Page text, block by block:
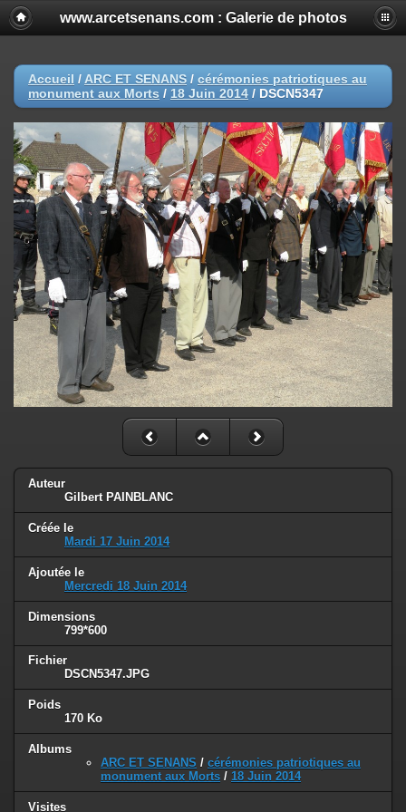
www.arcetsenans.com : Galerie de photos
Accueil / ARC ET SENANS / cérémonies patriotiques au
monument aux Morts / 18 Juin 2014 / DSCN5347
Auteur
Gilbert PAINBLANC
Créée le
Mardi 17 Juin 2014
Ajoutée le
Mercredi 18 Juin 2014
Dimensions
799*600
Fichier
DSCN5347.JPG
Poids
170 Ko
Albums
ARC ET SENANS / cérémonies patriotiques au
monument aux Morts / 18 Juin 2014
Visites